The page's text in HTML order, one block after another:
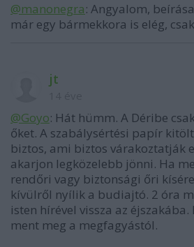
@manonegra: Angyalom,
már egy bármekkora is elég,
jt
@Goyo: Hát hümm. A Déribe
őket. A szabálysértési papír
biztos, ami biztos várakoztatják
akarjon legközelebb jönni. Ha
rendőri vagy biztonsági őri
kívülről nyílik a budiajtó. 2 óra
isten hírével vissza az éjszakába.
ment meg a megfagyástól.